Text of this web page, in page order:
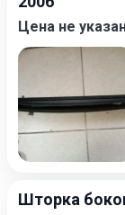
Цена не
Шторка